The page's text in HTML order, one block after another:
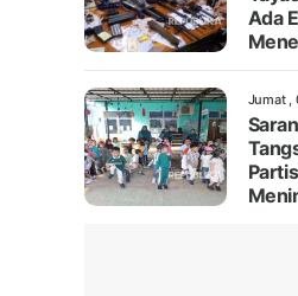
Ada
Jumat ,